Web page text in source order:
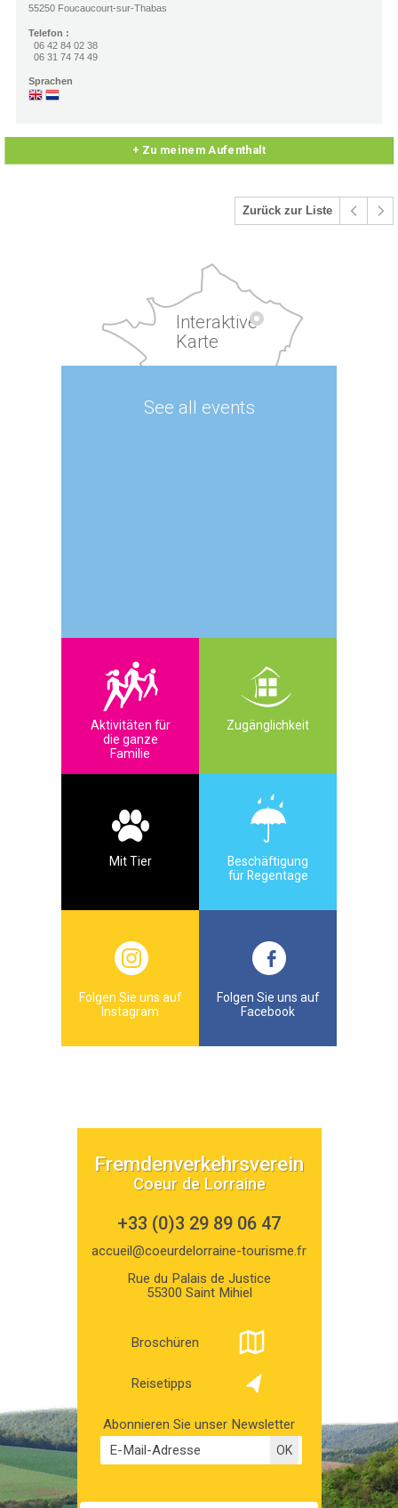
55250 Foucaucourt-sur-Thabas
Telefon :
06 42 84 02 38
06 31 74 74 49
Sprachen
+ Zu meinem Aufenthalt
Zurück zur Liste
Interaktive
Karte
See all events
Aktivitäten für
die ganze
Familie
Zugänglichkeit
Mit Tier
Beschäftigung
für Regentage
Folgen Sie uns auf
Instagram
Folgen Sie uns auf
Facebook
Fremdenverkehrsverein
Coeur de Lorraine
+33 (0)3 29 89 06 47
accueil@coeurdelorraine-tourisme.fr
Rue du Palais de Justice
55300 Saint Mihiel
Broschüren
Reisetipps
Abonnieren Sie unser Newsletter